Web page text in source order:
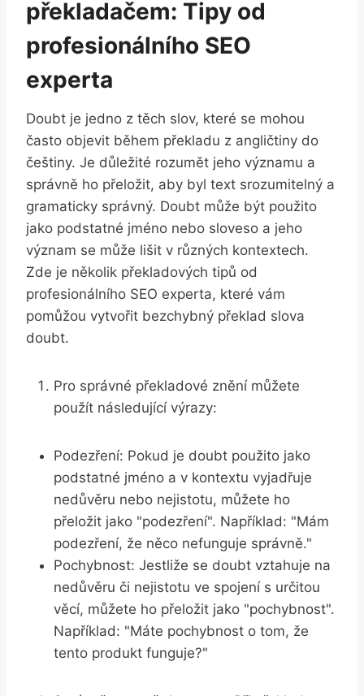
překladačem: Tipy od
profesionálního SEO
experta
Doubt je jedno z těch slov, které se mohou
často objevit během překladu z angličtiny do
češtiny. Je důležité rozumět jeho významu a
správně ho přeložit, aby byl text srozumitelný a
gramaticky správný. Doubt může být použito
jako podstatné jméno nebo sloveso a jeho
význam se může lišit v různých kontextech.
Zde je několik překladových tipů od
profesionálního SEO experta, které vám
pomůžou vytvořit bezchybný překlad slova
doubt.
Pro správné překladové znění můžete
použít následující výrazy:
Podezření: Pokud je doubt použito jako
podstatné jméno a v kontextu vyjadřuje
nedůvěru nebo nejistotu, můžete ho
přeložit jako "podezření". Například: "Mám
podezření, že něco nefunguje správně."
Pochybnost: Jestliže se doubt vztahuje na
nedůvěru či nejistotu ve spojení s určitou
věcí, můžete ho přeložit jako "pochybnost".
Například: "Máte pochybnost o tom, že
tento produkt funguje?"